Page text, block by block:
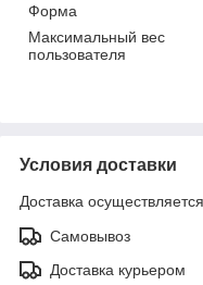
Форма
Максимальный вес
пользователя
Условия доставки
Доставка
Самовывоз
Доставка курьером